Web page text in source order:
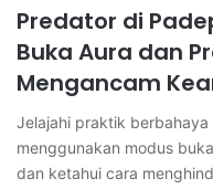
Predator di
Buka Aura dan
Mengancam
Jelajahi praktik
menggunakan modus
dan ketahui cara